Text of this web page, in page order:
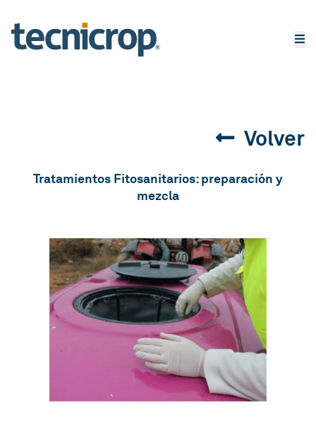
Tratamientos Fitosanitarios: preparación y
mezcla
Volver